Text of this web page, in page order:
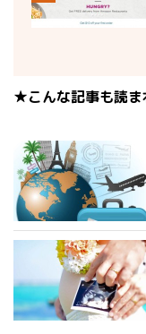
★こんな記事も読